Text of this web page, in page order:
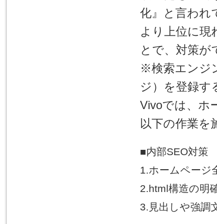
化』と言われ
より上位に現
とで、対策が
※検索エンジ
ジ）を登録す
Vivoでは、ホ
以下の作業を
■内部SEO対策
1.ホームページ
2.html構造の明
3.見出しや強調